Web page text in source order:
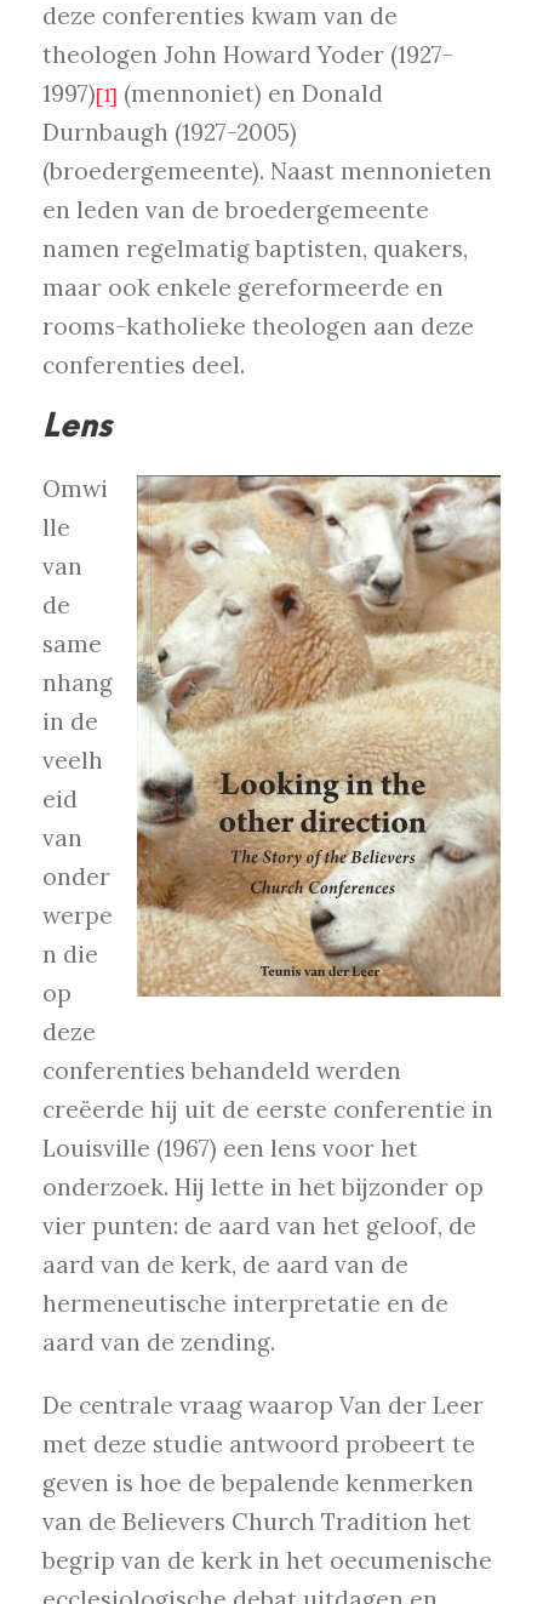
deze conferenties kwam van de
theologen John Howard Yoder (1927-
1997)[1] (mennoniet) en Donald
Durnbaugh (1927-2005)
(broedergemeente). Naast mennonieten
en leden van de broedergemeente
namen regelmatig baptisten, quakers,
maar ook enkele gereformeerde en
rooms-katholieke theologen aan deze
conferenties deel.
Lens
Omwi
lle
van
de
same
nhang
in de
veelh
eid
van
onder
werpe
n die
op
deze
conferenties behandeld werden
creëerde hij uit de eerste conferentie in
Louisville (1967) een lens voor het
onderzoek. Hij lette in het bijzonder op
vier punten: de aard van het geloof, de
aard van de kerk, de aard van de
hermeneutische interpretatie en de
aard van de zending.
De centrale vraag waarop Van der Leer
met deze studie antwoord probeert te
geven is hoe de bepalende kenmerken
van de Believers Church Tradition het
begrip van de kerk in het oecumenische